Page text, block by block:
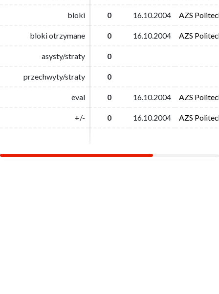
bloki 0 16.10.2004 AZS
bloki otrzymane 0 16.10.2004 AZS
asysty/straty 0
przechwyty/straty 0
eval 0 16.10.2004 AZS
+/- 0 16.10.2004 AZS
bloki 0 16.10.2004 AZS
bloki otrzymane 0 16.10.2004 AZS
asysty/straty 0
przechwyty/straty 0
eval 0 16.10.2004 AZS
+/- 0 16.10.2004 AZS